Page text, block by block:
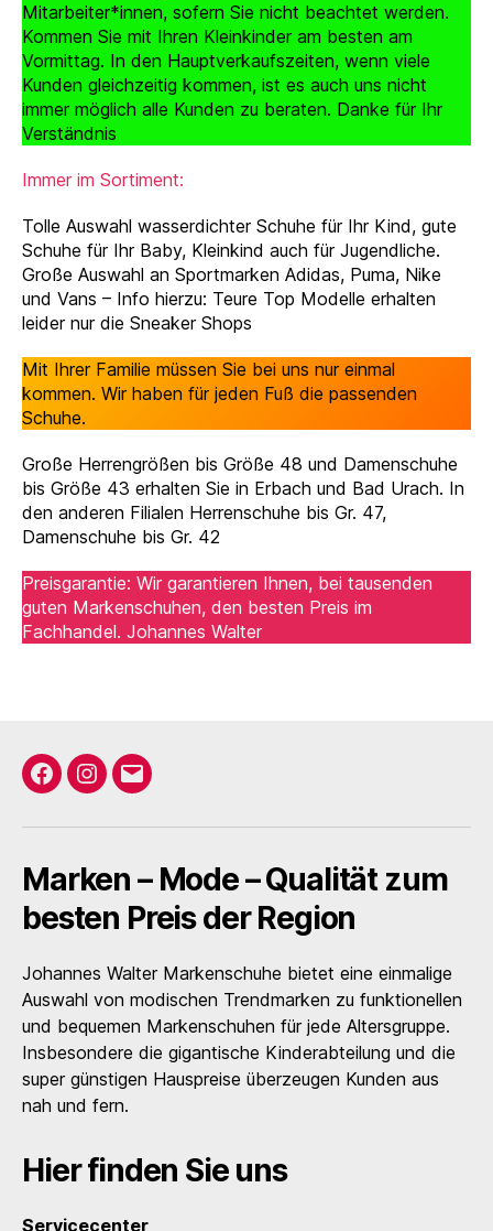
Mitarbeiter*innen, sofern Sie nicht beachtet werden.
Kommen Sie mit Ihren Kleinkinder am besten am
Vormittag. In den Hauptverkaufszeiten, wenn viele
Kunden gleichzeitig kommen, ist es auch uns nicht
immer möglich alle Kunden zu beraten. Danke für Ihr
Verständnis
Immer im Sortiment:
Tolle Auswahl wasserdichter Schuhe für Ihr Kind, gute
Schuhe für Ihr Baby, Kleinkind auch für Jugendliche.
Große Auswahl an Sportmarken Adidas, Puma, Nike
und Vans – Info hierzu: Teure Top Modelle erhalten
leider nur die Sneaker Shops
Mit Ihrer Familie müssen Sie bei uns nur einmal
kommen. Wir haben für jeden Fuß die passenden
Schuhe.
Große Herrengrößen bis Größe 48 und Damenschuhe
bis Größe 43 erhalten Sie in Erbach und Bad Urach. In
den anderen Filialen Herrenschuhe bis Gr. 47,
Damenschuhe bis Gr. 42
Preisgarantie: Wir garantieren Ihnen, bei tausenden
guten Markenschuhen, den besten Preis im
Fachhandel. Johannes Walter
Facebook
Instagram
E-
Marken – Mode – Qualität zum
besten Preis der Region
Johannes Walter Markenschuhe bietet eine einmalige
Auswahl von modischen Trendmarken zu funktionellen
und bequemen Markenschuhen für jede Altersgruppe.
Insbesondere die gigantische Kinderabteilung und die
super günstigen Hauspreise überzeugen Kunden aus
nah und fern.
Hier finden Sie uns
Servicecenter